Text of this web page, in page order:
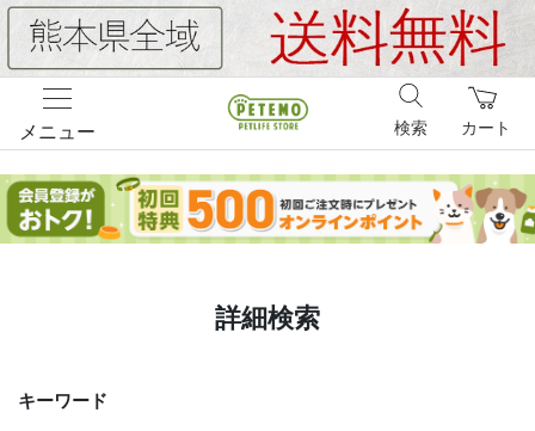
メニュー カート
検索
詳細検索
キーワード